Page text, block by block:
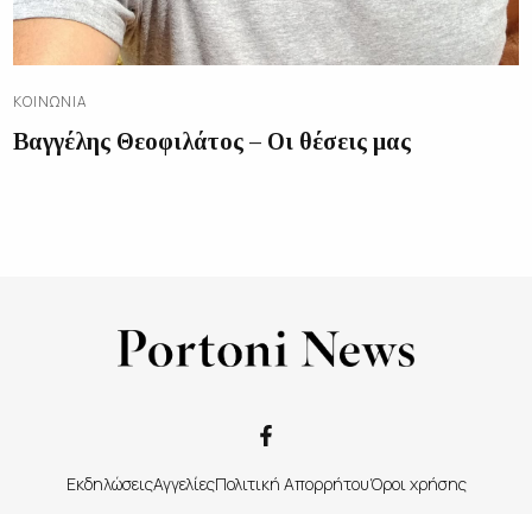
ΚΟΙΝΩΝΊΑ
Βαγγέλης Θεοφιλάτος – Οι θέσεις μας
ΕκδηλώσειςΑγγελίεςΠολιτική ΑπορρήτουΌροι χρήσης